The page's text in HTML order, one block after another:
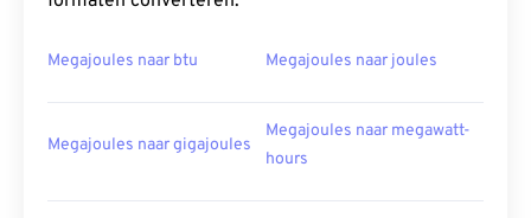
Megajoules naar btu Megajoules naar joules
Megajoules naar gigajoules
Megajoules naar megawatt-
hours